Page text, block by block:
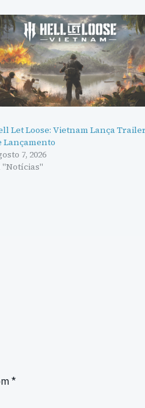
Let Loose: Vietnam Lança
Lançamento
7, 2026
"Notícias"
*